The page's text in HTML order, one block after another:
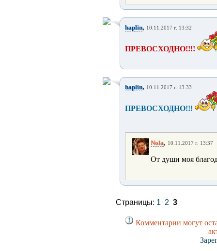
haplin, 10.11.2017 г. 13:32
ПРЕВОСХОДНО!!!!
haplin, 10.11.2017 г. 13:33
ПРЕВОСХОДНО!!!
Nola, 10.11.2017 г. 13:37
От души моя
Страницы: 1 2 3
Комментарии могут